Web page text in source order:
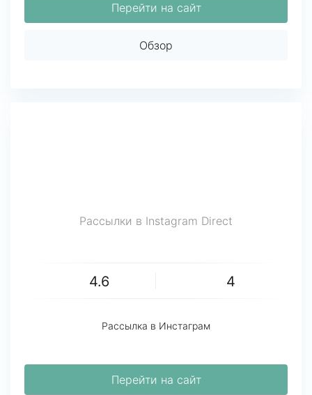
Перейти на сайт
Обзор
Рассылки в Instagram Direct
4.6 4
Рассылка в Инстаграм
Перейти на сайт